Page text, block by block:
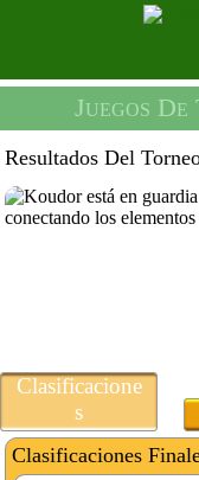
Juegos
Resultados Del
Clasificacione
s
Clasificaciones